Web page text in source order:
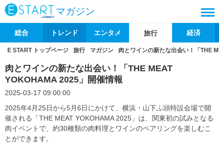
マガジン
総合 トレンド エンタメ 旅行 経済
E START トップページ 旅行 マガジン 肉とワインの新たな出会い！「THE
肉とワインの新たな出会い！「THE MEAT
YOKOHAMA 2025」開催情報
2025-03-17 09:00:00
2025年4月25日から5月6日にかけて、横浜・山下ふ頭特設会場で開
催される「THE MEAT YOKOHAMA 2025」は、関東初の試みとなる
肉イベントで、約30種類の肉料理とワインのペアリングを楽しむこ
とができます。